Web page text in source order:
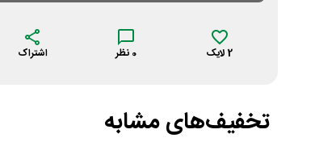
2 لایک 0 نظر اشتراک
تخفیف‌های مشابه